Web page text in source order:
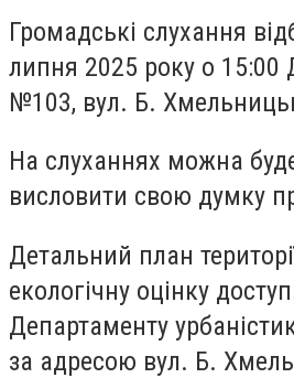
Громадські слухання
липня 2025 року о 15:00
№103, вул. Б.
На слуханнях можна
висловити свою думку
Детальний план
екологічну оцінку
Департаменту
за адресою вул. Б.